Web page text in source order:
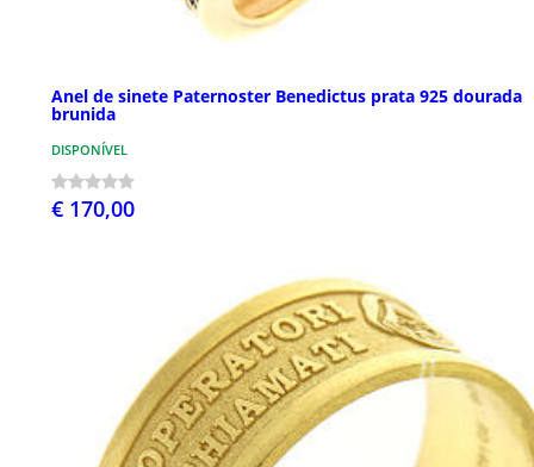
Anel de sinete Paternoster Benedictus prata 925 dourada
brunida
DISPONÍVEL
€ 170,00